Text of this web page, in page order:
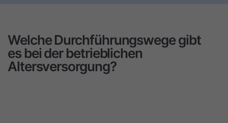
Welche Durchführungswege gibt
es bei der betrieblichen
Altersversorgung?